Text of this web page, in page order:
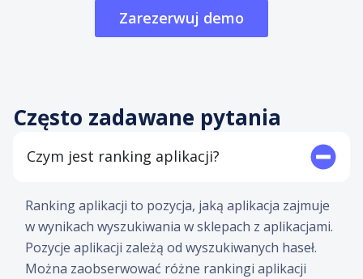
Zarezerwuj demo
Często zadawane pytania
Czym jest ranking aplikacji?
Ranking aplikacji to pozycja, jaką aplikacja zajmuje
w wynikach wyszukiwania w sklepach z aplikacjami.
Pozycje aplikacji zależą od wyszukiwanych haseł.
Można zaobserwować różne rankingi aplikacji